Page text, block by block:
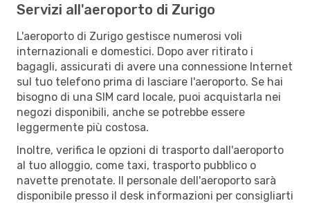
Servizi all'aeroporto di Zurigo
L'aeroporto di Zurigo gestisce numerosi voli
internazionali e domestici. Dopo aver ritirato i
bagagli, assicurati di avere una connessione Internet
sul tuo telefono prima di lasciare l'aeroporto. Se hai
bisogno di una SIM card locale, puoi acquistarla nei
negozi disponibili, anche se potrebbe essere
leggermente più costosa.
Inoltre, verifica le opzioni di trasporto dall'aeroporto
al tuo alloggio, come taxi, trasporto pubblico o
navette prenotate. Il personale dell'aeroporto sarà
disponibile presso il desk informazioni per consigliarti